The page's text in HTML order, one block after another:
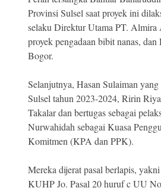
Provinsi Sulsel saat proyek ini
selaku Direktur Utama PT. Almira
proyek pengadaan bibit nanas,
Bogor.
Selanjutnya, Hasan Sulaiman
Sulsel tahun 2023-2024, Ririn
Takalar dan bertugas sebagai
Nurwahidah sebagai Kuasa
Komitmen (KPA dan PPK).
Mereka dijerat pasal berlapis,
KUHP Jo. Pasal 20 huruf c UU